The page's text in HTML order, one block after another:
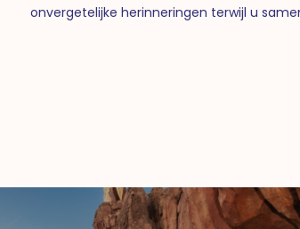
onvergetelijke herinneringen terwijl u